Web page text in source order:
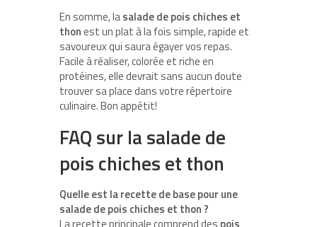
En somme, lasalade de pois chiches et
thonest un plat à la fois simple, rapide et
savoureux qui saura égayer vos repas.
Facile à réaliser, colorée et riche en
protéines, elle devrait sans aucun doute
trouver sa place dans votre répertoire
culinaire. Bon appétit!
FAQ sur la salade de
pois chiches et thon
Quelle est la recette de base pour une
salade de pois chiches et thon ?
La recette principale comprend des pois